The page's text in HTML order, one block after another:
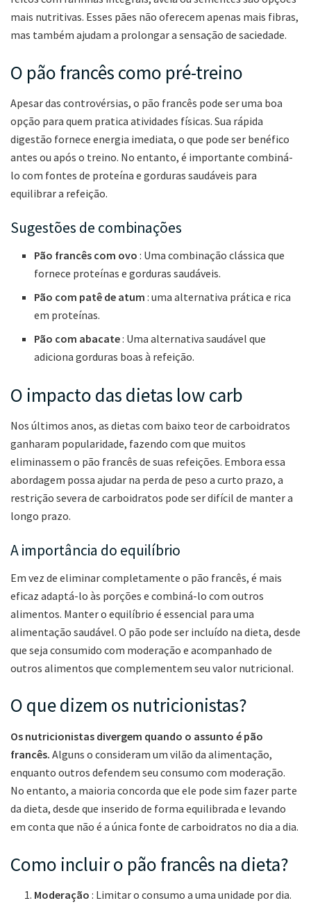
mais nutritivas. Esses pães não oferecem apenas mais fibras,
mas também ajudam a prolongar a sensação de saciedade.
O pão francês como pré-treino
Apesar das controvérsias, o pão francês pode ser uma boa
opção para quem pratica atividades físicas. Sua rápida
digestão fornece energia imediata, o que pode ser benéfico
antes ou após o treino. No entanto, é importante combiná-
lo com fontes de proteína e gorduras saudáveis ​​para
equilibrar a refeição.
Sugestões de combinações
Pão francês com ovo : Uma combinação clássica que
fornece proteínas e gorduras saudáveis.
Pão com patê de atum : uma alternativa prática e rica
em proteínas.
Pão com abacate: Uma alternativa saudável que
adiciona gorduras boas à refeição.
O impacto das dietas low carb
Nos últimos anos, as dietas com baixo teor de carboidratos
ganharam popularidade, fazendo com que muitos
eliminassem o pão francês de suas refeições. Embora essa
abordagem possa ajudar na perda de peso a curto prazo, a
restrição severa de carboidratos pode ser difícil de manter a
longo prazo.
A importância do equilíbrio
Em vez de eliminar completamente o pão francês, é mais
eficaz adaptá-lo às porções e combiná-lo com outros
alimentos. Manter o equilíbrio é essencial para uma
alimentação saudável. O pão pode ser incluído na dieta, desde
que seja consumido com moderação e acompanhado de
outros alimentos que complementem seu valor nutricional.
O que dizem os nutricionistas?
Os nutricionistas divergem quando o assunto é pão
francês. Alguns o consideram um vilão da alimentação,
enquanto outros defendem seu consumo com moderação.
No entanto, a maioria concorda que ele pode sim fazer parte
da dieta, desde que inserido de forma equilibrada e levando
em conta que não é a única fonte de carboidratos no dia a dia.
Como incluir o pão francês na dieta?
Moderação : Limitar o consumo a uma unidade por dia.